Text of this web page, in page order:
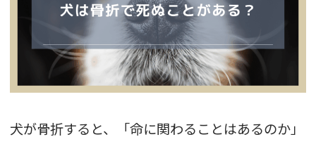
犬が骨折すると、「命に関わることはあるのか」